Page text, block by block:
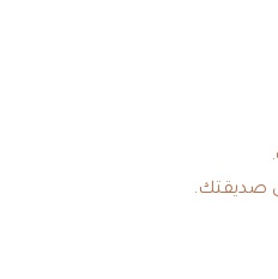
صديقتك.